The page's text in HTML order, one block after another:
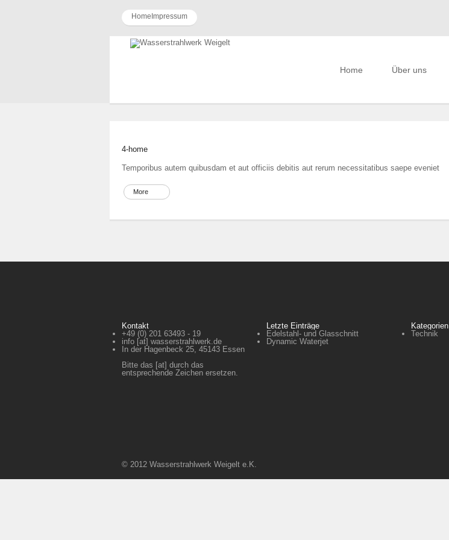
Home Impressum
Home Über uns
4-home
Temporibus autem quibusdam et aut officiis debitis aut rerum necessitatibus saepe eveniet
More
Kontakt
+49 (0) 201 6­3493 - 19
info [at] wasserstrahlwerk.de
In der Hagenbeck 25, 45143 Essen
Bitte das [at] durch das
entsprechende Zeichen ersetzen.
Letzte Einträge
Edelstahl- und Glasschnitt
Dynamic Waterjet
Kategorien
Technik
© 2012 Wasserstrahlwerk Weigelt e.K.